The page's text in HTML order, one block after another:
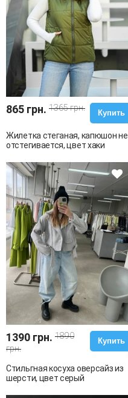
865 грн. 1365 грн.
Купить
Жилетка стеганая, капюшон не
отстегивается, цвет хаки
1390 грн. 1890
грн.
Купить
Стильгная косуха оверсайз из
шерсти, цвет серый